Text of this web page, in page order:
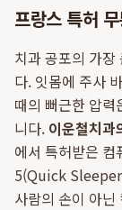
프랑스 특허
치과 공포의 가장
다. 잇몸에 주사
때의 뻐근한 압
니다. 이운철치과
에서 특허받은
5(Quick Sleeper
사람의 손이 아